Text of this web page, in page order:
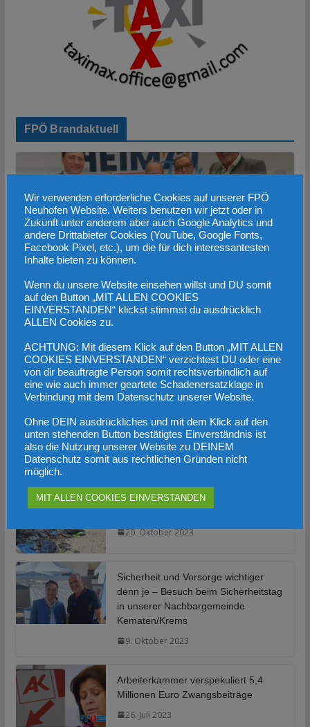
FPÖ Brandaktuell
BRANDAKTUELL BREAKING NEWS
Heimattour mit Herbert Kickl in
Micheldorf
23. Oktober 2023 FPÖ Bezirk
Montag war in Micheldorf der Bär los, Herbert Kickl auf
Besuch in OÖ! Beginn 19Uhr aber bereits 2 Stunden
vorher
Migrantenstrom reißt nicht ab
20. Oktober 2023
Sicherheit und Vorsorge wichtiger
denn je – Besuch beim Sicherheitstag
in unserer Nachbargemeinde
Kematen/Krems
9. Oktober 2023
Arbeiterkammer verspekuliert 5,4
Millionen Euro Zwangsbeiträge
26. Juli 2023
Wir verwenden erforderliche Cookies auf unserer FPÖ
Neuhofen Website. Weiters benutzen wir jetzt oder in
Zukunft unter anderem aber auch Google Analytics und
andere Drittabieter Cookies (YouTube, Google Fonts,
Facebook Pixel, etc.), um die für dich interessantesten
Inhalte bieten zu können.
Wenn du unsere Website einsehen willst und DU somit
auf den Button „MIT ALLEN COOKIES
EINVERSTANDEN“ klickst stimmst du ausdrücklich
ALLEN Cookies zu.
ACHTUNG: Mit diesem Klick auf den Button „MIT ALLEN
COOKIES EINVERSTANDEN“ verzichtest DU oder eine
von dir beauftragte Person somit rechtsverbindlich auf
eine wie auch immer geartete Schadenersatzklage in
Verbindung mit dem Datenschutz unserer Website.
Ohne DEIN ausdrückliches und mit dem Klick auf den
unten stehenden Button bestätigtes Einverständnis ist
also die Nutzung unserer Website zu DEINEM
Datenschutz somit aus rechtlichen Gründen nicht
möglich.
MIT ALLEN COOKIES EINVERSTANDEN